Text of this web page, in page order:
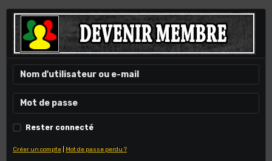
Rester connecté
Créer un compte Mot de passe perdu ?